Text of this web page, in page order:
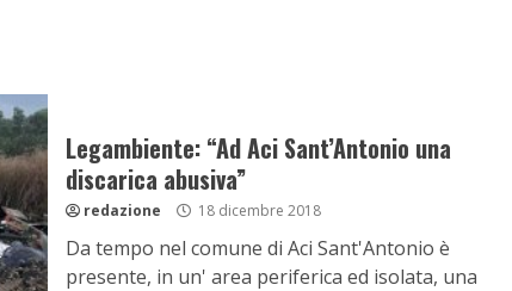
Legambiente: “Ad Aci Sant’Antonio una
discarica abusiva”
redazione 18 dicembre 2018
Da tempo nel comune di Aci Sant'Antonio è
presente, in un' area periferica ed isolata, una